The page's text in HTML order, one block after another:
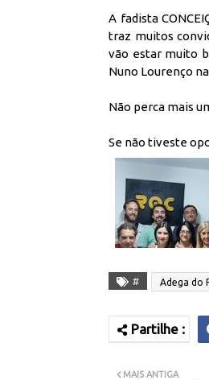
A fadista
traz muitos
vão estar muito
Nuno Lourenço
Não perca mais
Se não tiveste
# Adega do
MAIS ANTIGA